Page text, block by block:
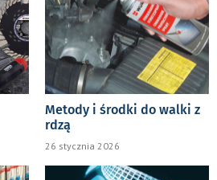
Metody i środki do walki z
rdzą
26 stycznia 2026